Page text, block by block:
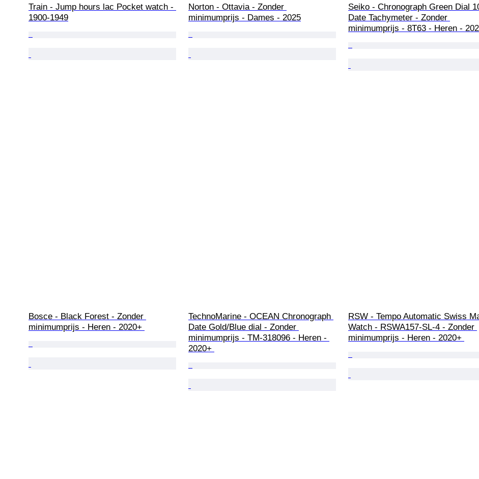
Train - Jump hours lac Pocket watch -
1900-1949
Norton - Ottavia - Zonder
minimumprijs - Dames - 2025
Seiko - Chronograph Green Dial
Date Tachymeter - Zonder
minimumprijs - 8T63 - Heren -
Bosce - Black Forest - Zonder
minimumprijs - Heren - 2020+
TechnoMarine - OCEAN Chronograph
Date Gold/Blue dial - Zonder
minimumprijs - TM-318096 - Heren -
2020+
RSW - Tempo Automatic Swiss
Watch - RSWA157-SL-4 - Zonder
minimumprijs - Heren - 2020+